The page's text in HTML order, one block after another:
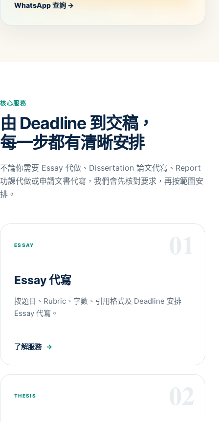
WhatsApp 查詢 →
核心服務
由 Deadline 到交稿，
每一步都有清晰安排
不論你需要 Essay 代做、Dissertation 論文代寫、Report
功課代做或申請文書代寫，我們會先核對要求，再按範圍安
排。
ESSAY
Essay 代寫
按題目、Rubric、字數、引用格式及 Deadline 安排
Essay 代寫。
了解服務 →
THESIS